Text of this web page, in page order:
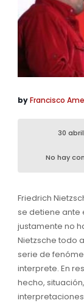
byFrancisco
30
No hay
Friedrich
se detiene ante
justamente no
Nietzsche todo
serie de
interprete. En
hecho,